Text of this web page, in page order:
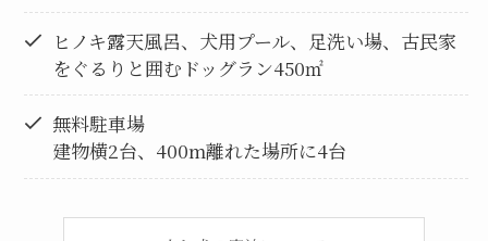
ヒノキ露天風呂、犬用プール、足洗い場、古民家
をぐるりと囲むドッグラン450㎡
無料駐車場
建物横2台、400m離れた場所に4台